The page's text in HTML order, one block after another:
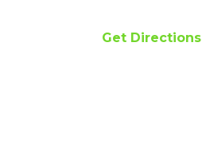
Get Directions